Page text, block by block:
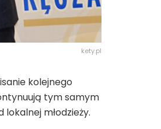
kety.pl
kolejnego
tym samym
lokalnej młodzieży.